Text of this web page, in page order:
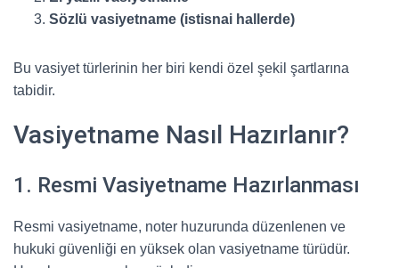
Sözlü vasiyetname (istisnai hallerde)
Bu vasiyet türlerinin her biri kendi özel şekil şartlarına
tabidir.
Vasiyetname Nasıl Hazırlanır?
1. Resmi Vasiyetname Hazırlanması
Resmi vasiyetname, noter huzurunda düzenlenen ve
hukuki güvenliği en yüksek olan vasiyetname türüdür.